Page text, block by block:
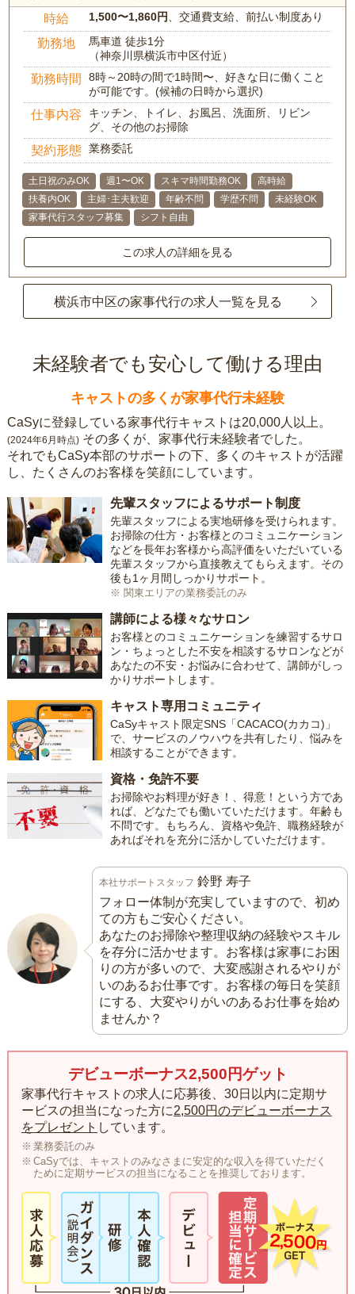
時給 1,500〜1,860円 、交通費支給、前払い制度あり
勤務地
馬車道 徒歩1分
（神奈川県横浜市中区付近）
勤務時間
8時～20時の間で1時間〜、好きな日に働くこと
が可能です。(候補の日時から選択)
仕事内容
キッチン、トイレ、お風呂、洗面所、リビン
グ、その他のお掃除
契約形態 業務委託
土日祝のみOK 週1〜OK スキマ時間勤務OK
高時給
扶養内OK
主婦･主夫歓迎 年齢不問 学歴不問
未経験OK
家事代行スタッフ募集
シフト自由
この求人の詳細を見る
横浜市中区の家事代行の求人一覧を見る
未経験者でも安心して働ける理由
キャストの多くが家事代行未経験
CaSyに登録している家事代行キャストは20,000人以上。
(2024年6月時点) その多くが、家事代行未経験者でした。
それでもCaSy本部のサポートの下、多くのキャストが活躍
し、たくさんのお客様を笑顔にしています。
先輩スタッフによるサポート制度
先輩スタッフによる実地研修を受けられます。
お掃除の仕方・お客様とのコミュニケーション
などを長年お客様から高評価をいただいている
先輩スタッフから直接教えてもらえます。その
後も1ヶ月間しっかりサポート。
※ 関東エリアの業務委託のみ
講師による様々なサロン
お客様とのコミュニケーションを練習するサロ
ン・ちょっとした不安を相談するサロンなどが
あなたの不安・お悩みに合わせて、講師がしっ
かりサポートします。
キャスト専用コミュニティ
CaSyキャスト限定SNS「CACACO(カカコ)」
で、サービスのノウハウを共有したり、悩みを
相談することができます。
資格・免許不要
お掃除やお料理が好き！、得意！という方であ
れば、どなたでも働いていただけます。年齢も
不問です。もちろん、資格や免許、職務経験が
あればそれを充分に活かしていただけます。
本社サポートスタッフ 鈴野 寿子
フォロー体制が充実していますので、初め
ての方もご安心ください。
あなたのお掃除や整理収納の経験やスキル
を存分に活かせます。お客様は家事にお困
りの方が多いので、大変感謝されるやりが
いのあるお仕事です。お客様の毎日を笑顔
にする、大変やりがいのあるお仕事を始め
ませんか？
デビューボーナス2,500円ゲット
家事代行キャストの求人に応募後、30日以内に定期サ
ービスの担当になった方に2,500円のデビューボーナス
をプレゼント しています。
業務委託のみ
CaSyでは、キャストのみなさまに安定的な収入を得ていただく
ために定期サービスの担当になることを推奨しております。